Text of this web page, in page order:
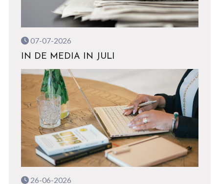
07-07-2026
IN DE MEDIA IN JULI
26-06-2026